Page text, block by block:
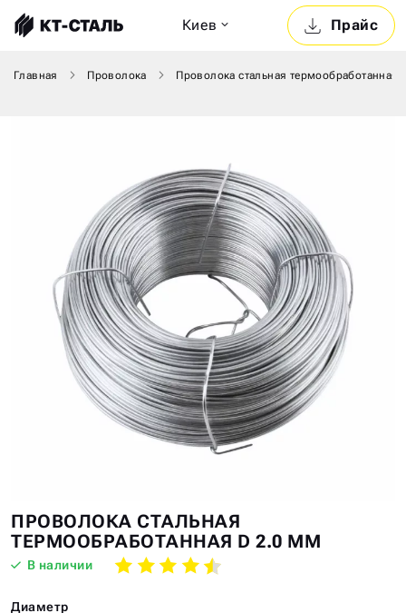
Прайс
Киев
Главная Проволока Проволока стальная термообработанная
Skip
to
of
Skip
to
of
ПРОВОЛОКА СТАЛЬНАЯ
ТЕРМООБРАБОТАННАЯ D 2.0 ММ
В наличии
Диаметр